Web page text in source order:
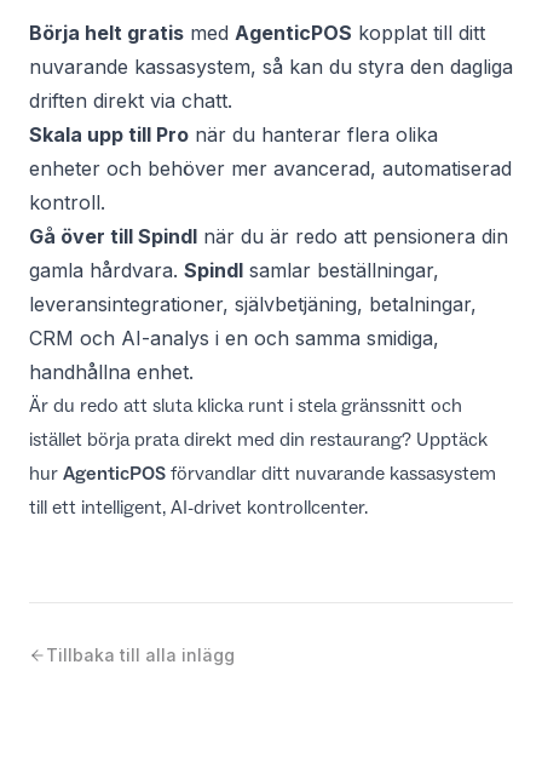
Börja helt gratis med AgenticPOS kopplat till ditt
nuvarande kassasystem, så kan du styra den dagliga
driften direkt via chatt.
Skala upp till Pro när du hanterar flera olika
enheter och behöver mer avancerad, automatiserad
kontroll.
Gå över till Spindl när du är redo att pensionera din
gamla hårdvara. Spindl samlar beställningar,
leveransintegrationer, självbetjäning, betalningar,
CRM och AI-analys i en och samma smidiga,
handhållna enhet.
Är du redo att sluta klicka runt i stela gränssnitt och
istället börja prata direkt med din restaurang? Upptäck
hur AgenticPOS förvandlar ditt nuvarande kassasystem
till ett intelligent, AI-drivet kontrollcenter.
Tillbaka till alla inlägg